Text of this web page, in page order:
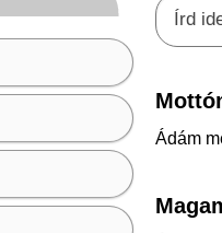
Ádám